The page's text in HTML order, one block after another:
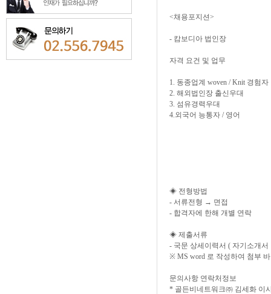
<채용포지션>
- 캄보디아 법인장
자격 요건 및 업무
1. 동종업계 woven / Knit 경험자
2. 해외법인장 출신우대
3. 섬유경력우대
4.외국어 능통자 / 영어
◈ 전형방법
- 서류전형 → 면접
- 합격자에 한해 개별 연락
◈ 제출서류
- 국문 상세이력서 ( 자기소개
※ MS word 로 작성하여 첨부
문의사항 연락처정보
* 골든비네트워크㈜ 김세화 이